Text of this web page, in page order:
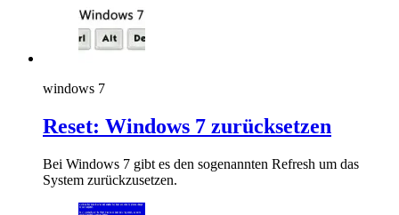
windows 7
Reset: Windows 7 zurücksetzen
Bei Windows 7 gibt es den sogenannten Refresh um das
System zurückzusetzen.